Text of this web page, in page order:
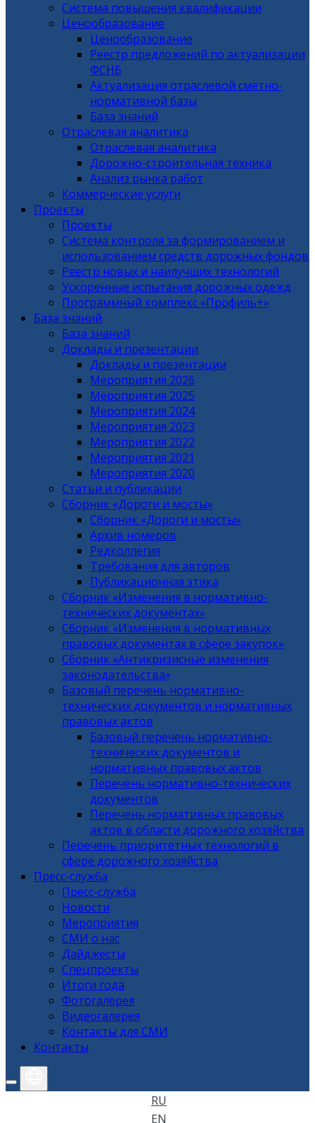
Система повышения квалификации
Ценообразование
Ценообразование
Реестр предложений по актуализации
ФСНБ
Актуализация отраслевой сметно-
нормативной базы
База знаний
Отраслевая аналитика
Отраслевая аналитика
Дорожно-строительная техника
Анализ рынка работ
Коммерческие услуги
Проекты
Проекты
Система контроля за формированием и
использованием средств дорожных фондов
Реестр новых и наилучших технологий
Ускоренные испытания дорожных одежд
Программный комплекс «Профиль+»
База знаний
База знаний
Доклады и презентации
Доклады и презентации
Мероприятия 2026
Мероприятия 2025
Мероприятия 2024
Мероприятия 2023
Мероприятия 2022
Мероприятия 2021
Мероприятия 2020
Статьи и публикации
Сборник «Дороги и мосты»
Сборник «Дороги и мосты»
Архив номеров
Редколлегия
Требования для авторов
Публикационная этика
Сборник «Изменения в нормативно-
технических документах»
Сборник «Изменения в нормативных
правовых документах в сфере закупок»
Сборник «Антикризисные изменения
законодательства»
Базовый перечень нормативно-
технических документов и нормативных
правовых актов
Базовый перечень нормативно-
технических документов и
нормативных правовых актов
Перечень нормативно-технических
документов
Перечень нормативных правовых
актов в области дорожного хозяйства
Перечень приоритетных технологий в
сфере дорожного хозяйства
Пресс-служба
Пресс-служба
Новости
Мероприятия
СМИ о нас
Дайджесты
Спецпроекты
Итоги года
Фотогалерея
Видеогалерея
Контакты для СМИ
Контакты
RU
EN